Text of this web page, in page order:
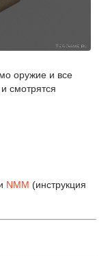
оружие и все
смотрятся
NMM (инструкция